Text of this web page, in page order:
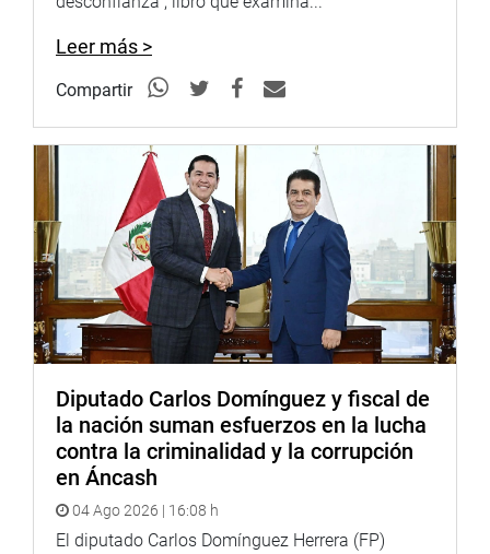
Leer más >
Compartir
Diputado Carlos Domínguez y fiscal de
la nación suman esfuerzos en la lucha
contra la criminalidad y la corrupción
en Áncash
04 Ago 2026 | 16:08 h
El diputado Carlos Domínguez Herrera (FP)